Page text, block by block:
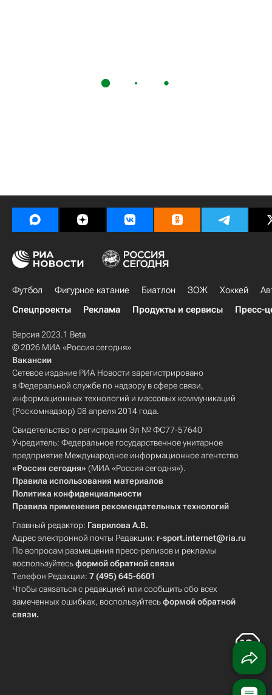
Футбол Фигурное катание Биатлон ЗОЖ Хоккей
Спецпроекты
Реклама Продукты и сервисы Пресс-
Версия 2023.1 Beta
© 2026 МИА «Россия сегодня»
Вакансии
Сетевое издание РИА Новости зарегистрировано
в Федеральной службе по надзору в сфере связи,
информационных технологий и массовых коммуникаций
(Роскомнадзор) 08 апреля 2014 года.
Свидетельство о регистрации Эл № ФС77-57640
Учредитель: Федеральное государственное унитарное
предприятие Международное информационное агентство
«Россия сегодня» (МИА «Россия сегодня»).
Правила использования материалов
Политика конфиденциальности
Правила применения рекомендательных технологий
Главный редактор: Гаврилова А.В.
Адрес электронной почты Редакции: r-sport.internet@ria.ru
По вопросам размещения пресс-релизов и рекламы
воспользуйтесьформой обратной связи
Телефон Редакции: 7 (495) 645-6601
Чтобы связаться с редакцией или сообщить обо всех
замеченных ошибках, воспользуйтесьформой обратной
связи.